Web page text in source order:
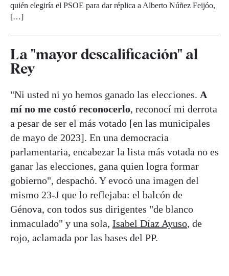
quién elegiría el PSOE para dar réplica a Alberto Núñez Feijóo,
[…]
La "mayor descalificación" al
Rey
"Ni usted ni yo hemos ganado las elecciones. A
mí no me costó reconocerlo, reconocí mi derrota
a pesar de ser el más votado [en las municipales
de mayo de 2023]. En una democracia
parlamentaria, encabezar la lista más votada no es
ganar las elecciones, gana quien logra formar
gobierno", despachó. Y evocó una imagen del
mismo 23-J que lo reflejaba: el balcón de
Génova, con todos sus dirigentes "de blanco
inmaculado" y una sola, Isabel Díaz Ayuso, de
rojo, aclamada por las bases del PP.